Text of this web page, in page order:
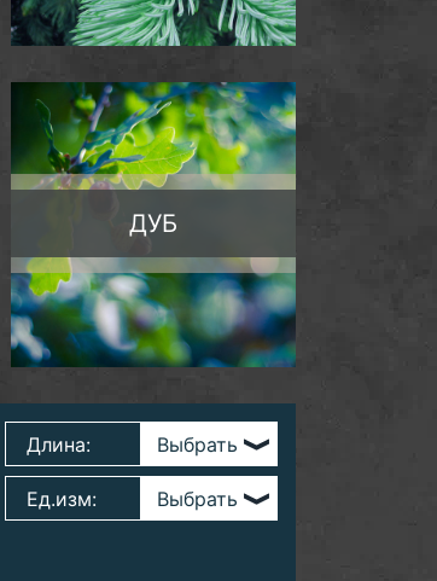
ДУБ
Длина:
Ед.изм: